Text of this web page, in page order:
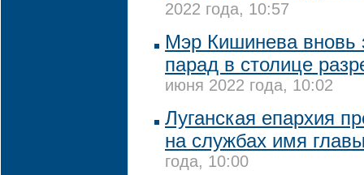
2022 года, 10:57
Мэр Кишинева вновь
парад в столице
июня 2022 года, 10:02
Луганская епархия
на службах имя
года, 10:00